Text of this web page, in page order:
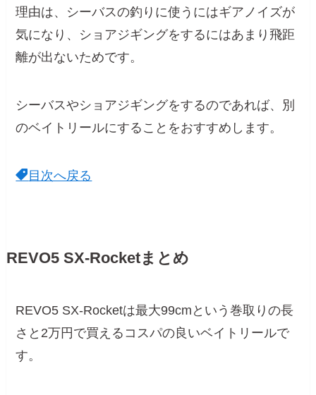
理由は、シーバスの釣りに使うにはギアノイズが
気になり、ショアジギングをするにはあまり飛距
離が出ないためです。
シーバスやショアジギングをするのであれば、別
のベイトリールにすることをおすすめします。
目次へ戻る
REVO5 SX-Rocketまとめ
REVO5 SX-Rocketは最大99cmという巻取りの長
さと2万円で買えるコスパの良いベイトリールで
す。